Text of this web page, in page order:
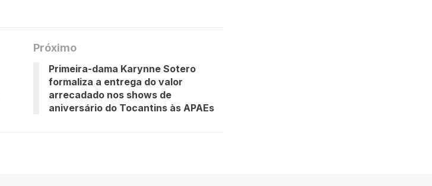
Próximo
Primeira-dama Karynne Sotero
formaliza a entrega do valor
arrecadado nos shows de
aniversário do Tocantins às APAEs